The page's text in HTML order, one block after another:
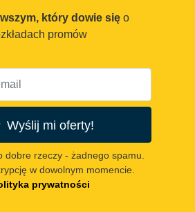
który dowie się o
promów
Wyślij mi oferty!
dobre rzeczy - żadnego spamu.
w dowolnym momencie.
prywatności